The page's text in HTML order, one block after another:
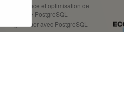
Performance et optimisation de
votre base PostgreSQL
Programmer avec PostgreSQL